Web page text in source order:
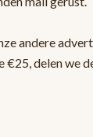
andere
€25, delen we